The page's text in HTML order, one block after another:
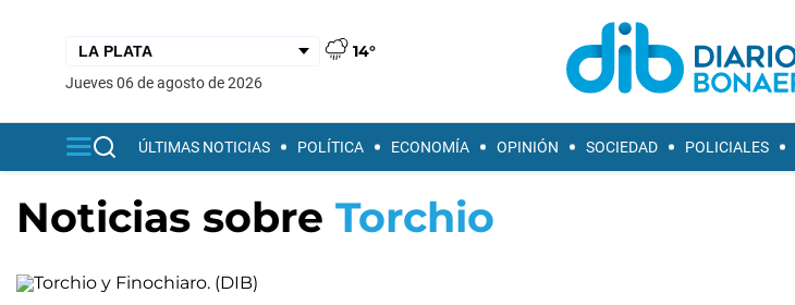
14°
jueves 06 de agosto de 2026
ÚLTIMAS NOTICIAS POLÍTICA ECONOMÍA OPINIÓN SOCIEDAD POLICIALES
Noticias sobre Torchio